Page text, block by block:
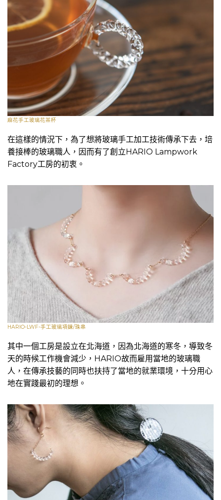
麻花手工玻璃花茶杯
在這樣的情況下，為了想將玻璃手工加工技術傳承下去，培
養接棒的玻璃職人，因而有了創立HARIO Lampwork
Factory工房的初衷。
HARIO-LWF-手工玻璃項鍊/珠串
其中一個工房是設立在北海道，因為北海道的寒冬，導致冬
天的時候工作機會減少，HARIO故而雇用當地的玻璃職
人，在傳承技藝的同時也扶持了當地的就業環境，十分用心
地在實踐最初的理想。